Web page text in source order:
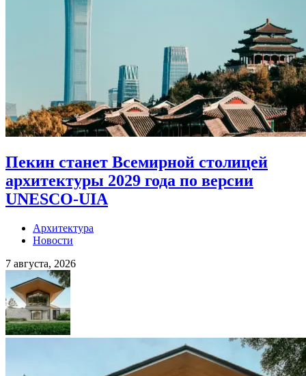
Пекин станет Всемирной столицей
архитектуры 2029 года по версии
UNESCO-UIA
Архитектура
Новости
7 августа, 2026